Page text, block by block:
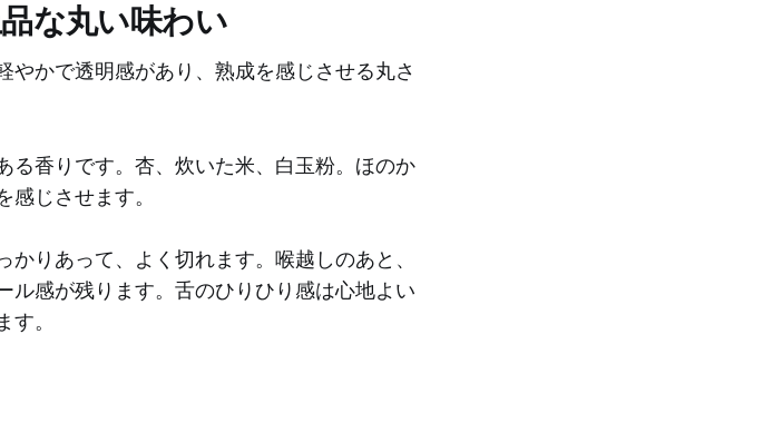
な丸い味わい
かで透明感があり、熟成を感じさせる丸さ
る香りです。杏、炊いた米、白玉粉。ほのか
じさせます。
りあって、よく切れます。喉越しのあと、
感が残ります。舌のひりひり感は心地よい
。